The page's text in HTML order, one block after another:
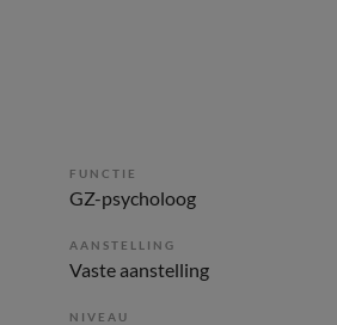
FUNCTIE
GZ-psycholoog
AANSTELLING
Vaste aanstelling
NIVEAU